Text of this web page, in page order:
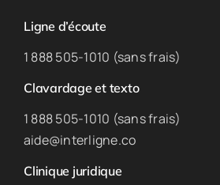
Ligne d’écoute
1 888 505-1010 (sans frais)
Clavardage et texto
1 888 505-1010 (sans frais)
aide@interligne.co
Clinique juridique